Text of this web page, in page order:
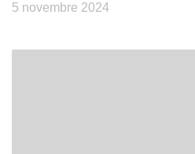
5 novembre 2024